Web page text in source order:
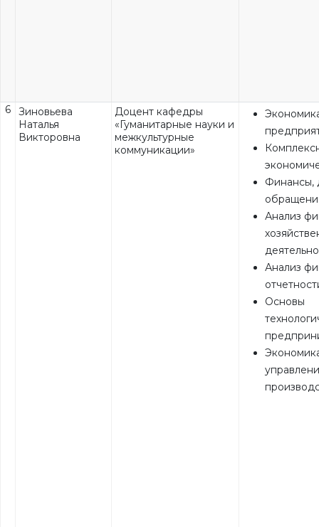
6
Зиновьева
Наталья
Викторовна
Доцент кафедры
«Гуманитарные науки и
межкультурные
коммуникации»
Финансы,
Анализ
Анализ
Основы